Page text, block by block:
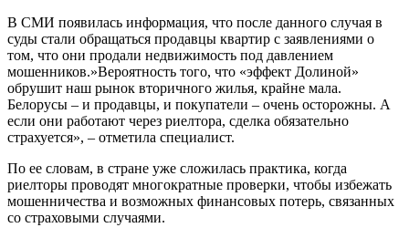
В СМИ появилась информация, что после данного случая в
суды стали обращаться продавцы квартир с заявлениями о
том, что они продали недвижимость под давлением
мошенников.»Вероятность того, что «эффект Долиной»
обрушит наш рынок вторичного жилья, крайне мала.
Белорусы – и продавцы, и покупатели – очень осторожны. А
если они работают через риелтора, сделка обязательно
страхуется», – отметила специалист.
По ее словам, в стране уже сложилась практика, когда
риелторы проводят многократные проверки, чтобы избежать
мошенничества и возможных финансовых потерь, связанных
со страховыми случаями.